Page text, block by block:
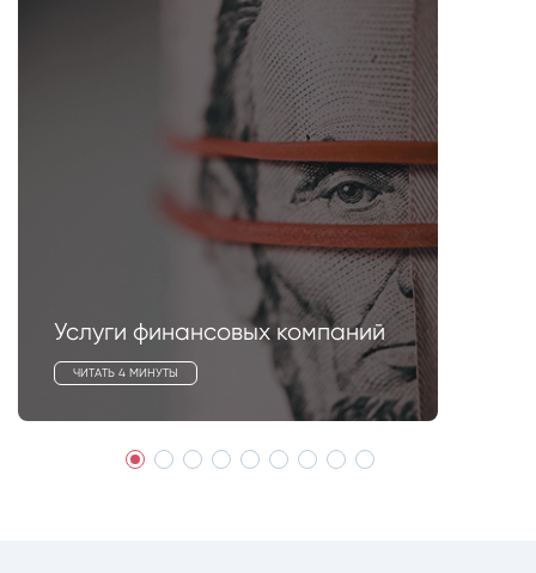
Услуги финансовых компаний
ЧИТАТЬ 4 МИНУТЫ